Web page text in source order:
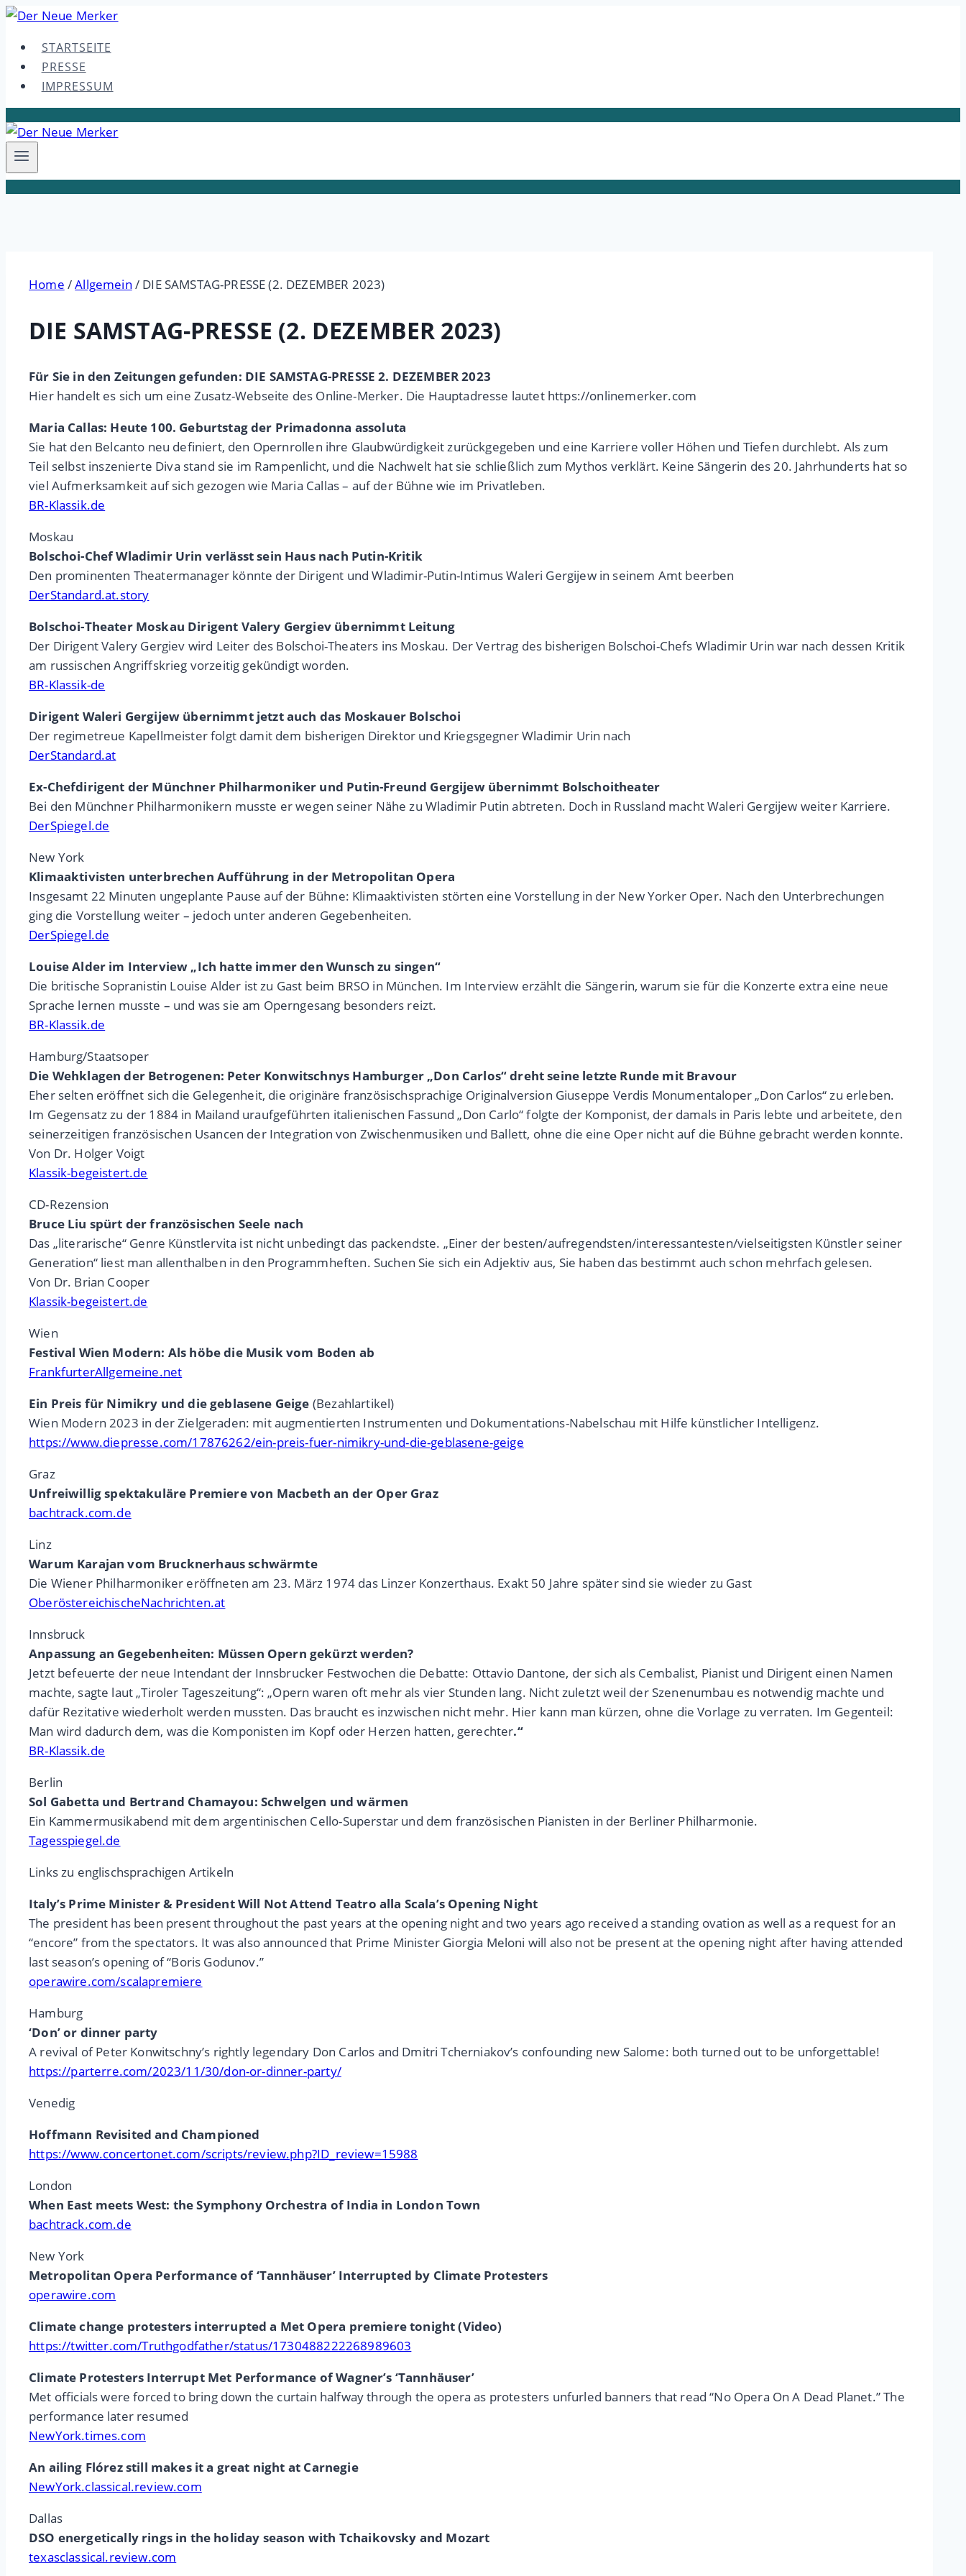
Skip
contentSTARTSEITE
PRESSE
IMPRESSUM
Home /Allgemein / DIE SAMSTAG-PRESSE (2. DEZEMBER 2023)
DIE SAMSTAG-PRESSE (2. DEZEMBER 2023)
Für Sie in den Zeitungen gefunden: DIE SAMSTAG-PRESSE 2. DEZEMBER 2023
Hier handelt es sich um eine Zusatz-Webseite des Online-Merker. Die Hauptadresse lautet https://onlinemerker.com
Maria Callas: Heute 100. Geburtstag der Primadonna assoluta
Sie hat den Belcanto neu definiert, den Opernrollen ihre Glaubwürdigkeit zurückgegeben und eine Karriere voller Höhen und Tiefen durchlebt. Als zum
Teil selbst inszenierte Diva stand sie im Rampenlicht, und die Nachwelt hat sie schließlich zum Mythos verklärt. Keine Sängerin des 20. Jahrhunderts hat so
viel Aufmerksamkeit auf sich gezogen wie Maria Callas – auf der Bühne wie im Privatleben.
BR-Klassik.de
Moskau
Bolschoi-Chef Wladimir Urin verlässt sein Haus nach Putin-Kritik
Den prominenten Theatermanager könnte der Dirigent und Wladimir-Putin-Intimus Waleri Gergijew in seinem Amt beerben
DerStandard.at.story
Bolschoi-Theater Moskau Dirigent Valery Gergiev übernimmt Leitung
Der Dirigent Valery Gergiev wird Leiter des Bolschoi-Theaters ins Moskau. Der Vertrag des bisherigen Bolschoi-Chefs Wladimir Urin war nach dessen Kritik
am russischen Angriffskrieg vorzeitig gekündigt worden.
BR-Klassik-de
Dirigent Waleri Gergijew übernimmt jetzt auch das Moskauer Bolschoi
Der regimetreue Kapellmeister folgt damit dem bisherigen Direktor und Kriegsgegner Wladimir Urin nach
DerStandard.at
Ex-Chefdirigent der Münchner Philharmoniker und Putin-Freund Gergijew übernimmt Bolschoitheater
Bei den Münchner Philharmonikern musste er wegen seiner Nähe zu Wladimir Putin abtreten. Doch in Russland macht Waleri Gergijew weiter Karriere.
DerSpiegel.de
New York
Klimaaktivisten unterbrechen Aufführung in der Metropolitan Opera
Insgesamt 22 Minuten ungeplante Pause auf der Bühne: Klimaaktivisten störten eine Vorstellung in der New Yorker Oper. Nach den Unterbrechungen
ging die Vorstellung weiter – jedoch unter anderen Gegebenheiten.
DerSpiegel.de
Louise Alder im Interview „Ich hatte immer den Wunsch zu singen“
Die britische Sopranistin Louise Alder ist zu Gast beim BRSO in München. Im Interview erzählt die Sängerin, warum sie für die Konzerte extra eine neue
Sprache lernen musste – und was sie am Operngesang besonders reizt.
BR-Klassik.de
Hamburg/Staatsoper
Die Wehklagen der Betrogenen: Peter Konwitschnys Hamburger „Don Carlos“ dreht seine letzte Runde mit Bravour
Eher selten eröffnet sich die Gelegenheit, die originäre französischsprachige Originalversion Giuseppe Verdis Monumentaloper „Don Carlos“ zu erleben.
Im Gegensatz zu der 1884 in Mailand uraufgeführten italienischen Fassund „Don Carlo“ folgte der Komponist, der damals in Paris lebte und arbeitete, den
seinerzeitigen französischen Usancen der Integration von Zwischenmusiken und Ballett, ohne die eine Oper nicht auf die Bühne gebracht werden konnte.
Von Dr. Holger Voigt
Klassik-begeistert.de
CD-Rezension
Bruce Liu spürt der französischen Seele nach
Das „literarische“ Genre Künstlervita ist nicht unbedingt das packendste. „Einer der besten/aufregendsten/interessantesten/vielseitigsten Künstler seiner
Generation“ liest man allenthalben in den Programmheften. Suchen Sie sich ein Adjektiv aus, Sie haben das bestimmt auch schon mehrfach gelesen.
Von Dr. Brian Cooper
Klassik-begeistert.de
Wien
Festival Wien Modern: Als höbe die Musik vom Boden ab
FrankfurterAllgemeine.net
Ein Preis für Nimikry und die geblasene Geige (Bezahlartikel)
Wien Modern 2023 in der Zielgeraden: mit augmentierten Instrumenten und Dokumentations-Nabelschau mit Hilfe künstlicher Intelligenz.
https://www.diepresse.com/17876262/ein-preis-fuer-nimikry-und-die-geblasene-geige
Graz
Unfreiwillig spektakuläre Premiere von Macbeth an der Oper Graz
bachtrack.com.de
Linz
Warum Karajan vom Brucknerhaus schwärmte
Die Wiener Philharmoniker eröffneten am 23. März 1974 das Linzer Konzerthaus. Exakt 50 Jahre später sind sie wieder zu Gast
OberöstereichischeNachrichten.at
Innsbruck
Anpassung an Gegebenheiten: Müssen Opern gekürzt werden?
Jetzt befeuerte der neue Intendant der Innsbrucker Festwochen die Debatte: Ottavio Dantone, der sich als Cembalist, Pianist und Dirigent einen Namen
machte, sagte laut „Tiroler Tageszeitung“: „Opern waren oft mehr als vier Stunden lang. Nicht zuletzt weil der Szenenumbau es notwendig machte und
dafür Rezitative wiederholt werden mussten. Das braucht es inzwischen nicht mehr. Hier kann man kürzen, ohne die Vorlage zu verraten. Im Gegenteil:
Man wird dadurch dem, was die Komponisten im Kopf oder Herzen hatten, gerechter.“
BR-Klassik.de
Berlin
Sol Gabetta und Bertrand Chamayou: Schwelgen und wärmen
Ein Kammermusikabend mit dem argentinischen Cello-Superstar und dem französischen Pianisten in der Berliner Philharmonie.
Tagesspiegel.de
Links zu englischsprachigen Artikeln
Italy’s Prime Minister & President Will Not Attend Teatro alla Scala’s Opening Night
The president has been present throughout the past years at the opening night and two years ago received a standing ovation as well as a request for an
“encore” from the spectators. It was also announced that Prime Minister Giorgia Meloni will also not be present at the opening night after having attended
last season’s opening of “Boris Godunov.”
operawire.com/scalapremiere
Hamburg
‘Don’ or dinner party
A revival of Peter Konwitschny’s rightly legendary Don Carlos and Dmitri Tcherniakov’s confounding new Salome: both turned out to be unforgettable!
https://parterre.com/2023/11/30/don-or-dinner-party/
Venedig
Hoffmann Revisited and Championed
https://www.concertonet.com/scripts/review.php?ID_review=15988
London
When East meets West: the Symphony Orchestra of India in London Town
bachtrack.com.de
New York
Metropolitan Opera Performance of ‘Tannhäuser’ Interrupted by Climate Protesters
operawire.com
Climate change protesters interrupted a Met Opera premiere tonight (Video)
https://twitter.com/Truthgodfather/status/1730488222268989603
Climate Protesters Interrupt Met Performance of Wagner’s ‘Tannhäuser’
Met officials were forced to bring down the curtain halfway through the opera as protesters unfurled banners that read “No Opera On A Dead Planet.” The
performance later resumed
NewYork.times.com
An ailing Flórez still makes it a great night at Carnegie
NewYork.classical.review.com
Dallas
DSO energetically rings in the holiday season with Tchaikovsky and Mozart
texasclassical.review.com